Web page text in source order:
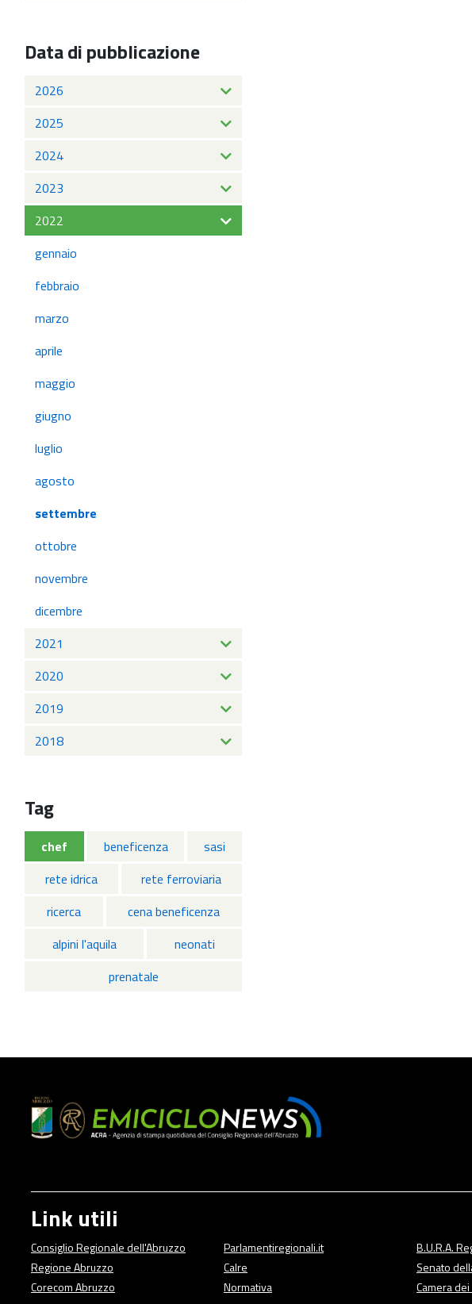
Data di pubblicazione
2026
2025
2024
2023
2022
gennaio
febbraio
marzo
aprile
maggio
giugno
luglio
agosto
settembre
ottobre
novembre
dicembre
2021
2020
2019
2018
Tag
chef beneficenza
sasi
rete idrica
rete ferroviaria
ricerca
cena beneficenza
alpini l'aquila
neonati
prenatale
Link utili
Consiglio Regionale dell'Abruzzo
Regione Abruzzo
Corecom Abruzzo
Parlamentiregionali.it
Calre
Normativa
B.U.R.A.
Senato
Camera